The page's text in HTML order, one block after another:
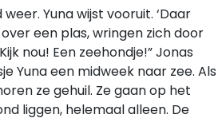
Yuna wijst vooruit. ‘Daar
een plas, wringen zich door
nou! Een zeehondje!” Jonas
Yuna een midweek naar zee. Als
ze gehuil. Ze gaan op het
liggen, helemaal alleen. De